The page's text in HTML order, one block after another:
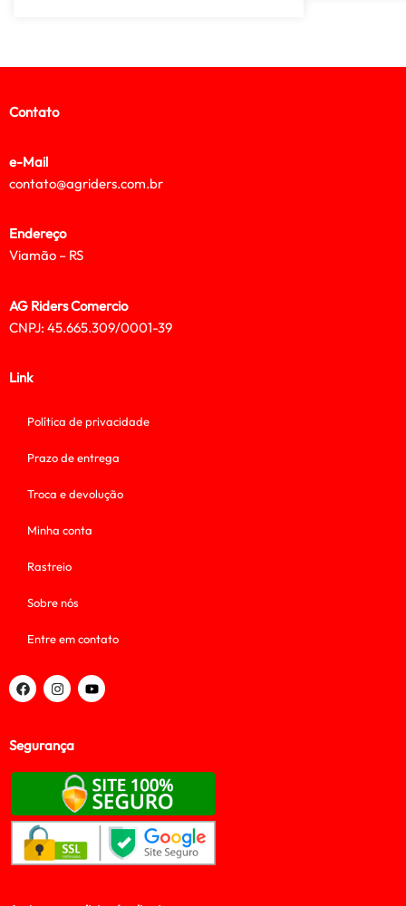
Contato
e-Mail
contato@agriders.com.br
Endereço
Viamão – RS
AG Riders Comercio
CNPJ: 45.665.309/0001-39
Link
Política de privacidade
Prazo de entrega
Troca e devolução
Minha conta
Rastreio
Sobre nós
Entre em contato
Segurança